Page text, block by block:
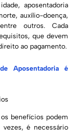
aposentadoria
auxílio-doença,
outros. Cada
que devem
ao pagamento.
Aposentadoria é
benefícios podem
é necessário